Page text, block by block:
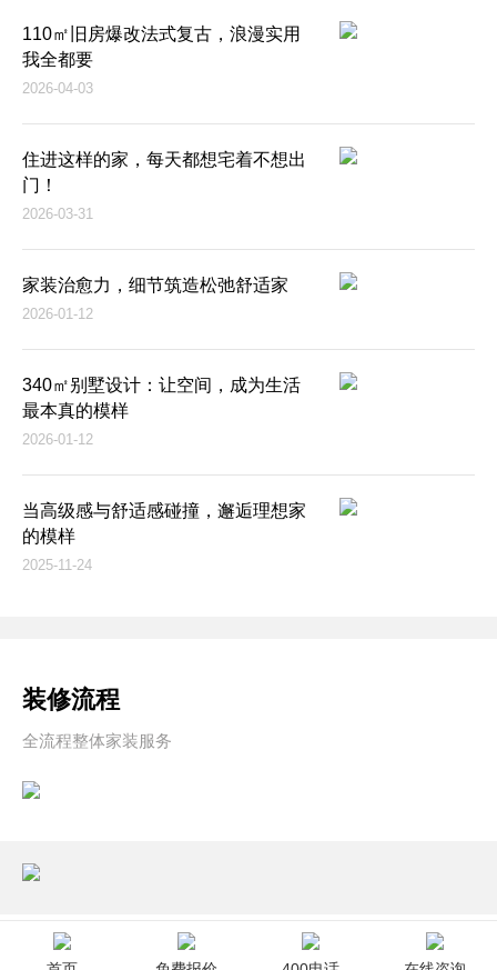
110㎡旧房爆改法式复古，浪漫实用
我全都要
2026-04-03
住进这样的家，每天都想宅着不想出
门！
2026-03-31
家装治愈力，细节筑造松弛舒适家
2026-01-12
340㎡别墅设计：让空间，成为生活
最本真的模样
2026-01-12
当高级感与舒适感碰撞，邂逅理想家
的模样
2025-11-24
装修流程
全流程整体家装服务